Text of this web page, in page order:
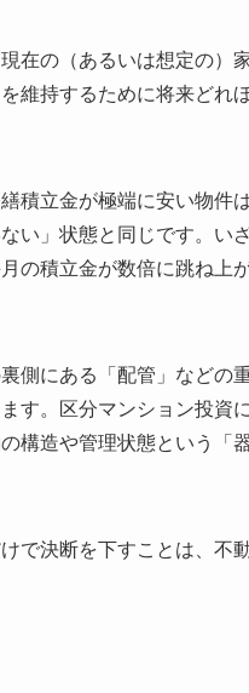
在の（あるいは想定の）
維持するために将来どれ
積立金が極端に安い物件
い」状態と同じです。い
の積立金が数倍に跳ね上
側にある「配管」などの
す。区分マンション投資
構造や管理状態という「
で決断を下すことは、不